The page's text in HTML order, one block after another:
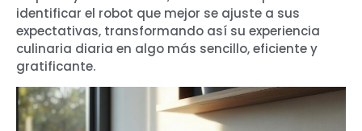
identificar el robot que mejor se ajuste a sus
expectativas, transformando así su experiencia
culinaria diaria en algo más sencillo, eficiente y
gratificante.